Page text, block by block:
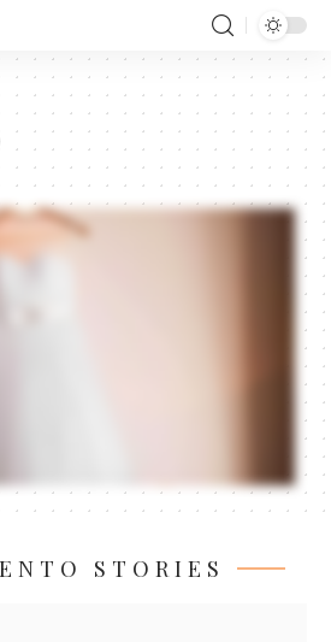
STORIES